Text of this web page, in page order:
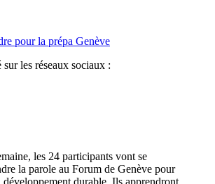
pour la prépa Genève
les réseaux sociaux :
les 24 participants vont se
la parole au Forum de Genève pour
durable. Ils apprendront